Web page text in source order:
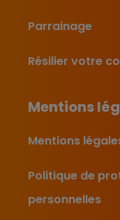
Parrainage
Résilier votre
Mentions
Mentions
Politique de
personnelles